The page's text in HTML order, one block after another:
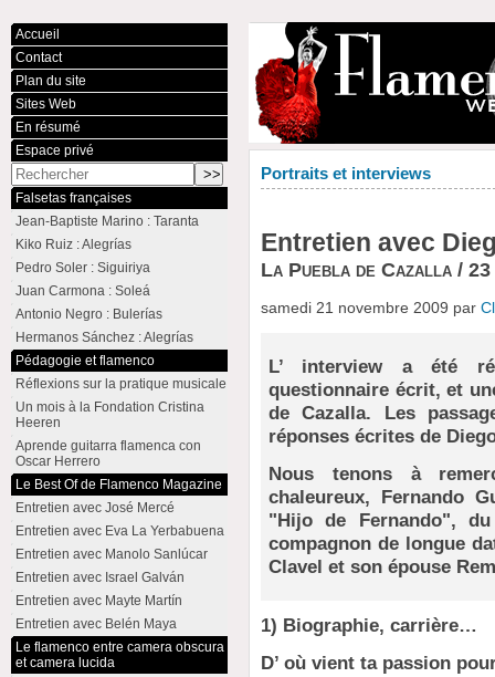
Portraits et interviews
Entretien avec
La Puebla de Cazalla /
samedi 21 novembre 2009 par
L’ interview a été
questionnaire écrit, et
de Cazalla. Les
réponses écrites de
Nous tenons à
chaleureux, Fernando
"Hijo de Fernando",
compagnon de longue
Clavel et son épouse
1) Biographie, carrière…
D’ où vient ta passion
Accueil
Contact
Plan du site
Sites Web
En résumé
Espace privé
Falsetas françaises
Jean-Baptiste Marino : Taranta
Kiko Ruiz : Alegrías
Pedro Soler : Siguiriya
Juan Carmona : Soleá
Antonio Negro : Bulerías
Hermanos Sánchez : Alegrías
Pédagogie et flamenco
Réflexions sur la pratique musicale
Un mois à la Fondation Cristina
Heeren
Aprende guitarra flamenca con
Oscar Herrero
Le Best Of de Flamenco Magazine
Entretien avec José Mercé
Entretien avec Eva La Yerbabuena
Entretien avec Manolo Sanlúcar
Entretien avec Israel Galván
Entretien avec Mayte Martín
Entretien avec Belén Maya
Le flamenco entre camera obscura
et camera lucida